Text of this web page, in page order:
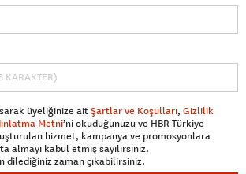
üyeliğinize aitŞartlar ve Koşulları, Gizlilik
Metni’ni okuduğunuzu ve HBR Türkiye
hizmet, kampanya ve promosyonlara
kabul etmiş sayılırsınız.
dilediğiniz zaman çıkabilirsiniz.